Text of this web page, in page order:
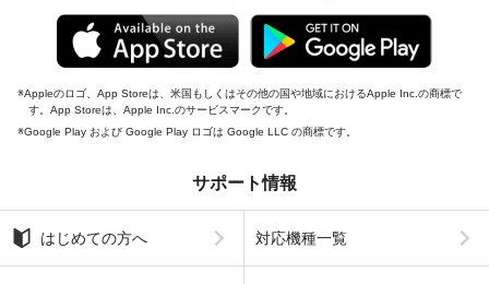
Appleのロゴ、App Storeは、米国もしくはその他の国や地域におけるApple Inc.の商標で
す。App Storeは、Apple Inc.のサービスマークです。
Google Play および Google Play ロゴは Google LLC の商標です。
サポート情報
はじめての方へ 対応機種一覧